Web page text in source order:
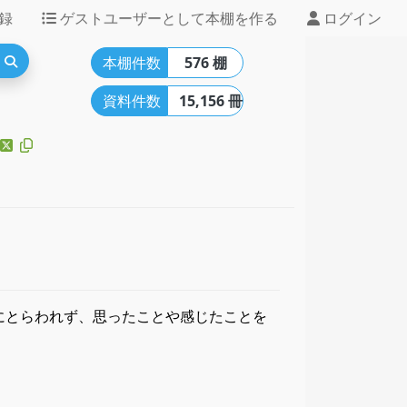
ゲストユーザーとして本棚を作る ログイン
本棚件数
576 棚
資料件数
15,156 冊
らわれず、思ったことや感じたことを